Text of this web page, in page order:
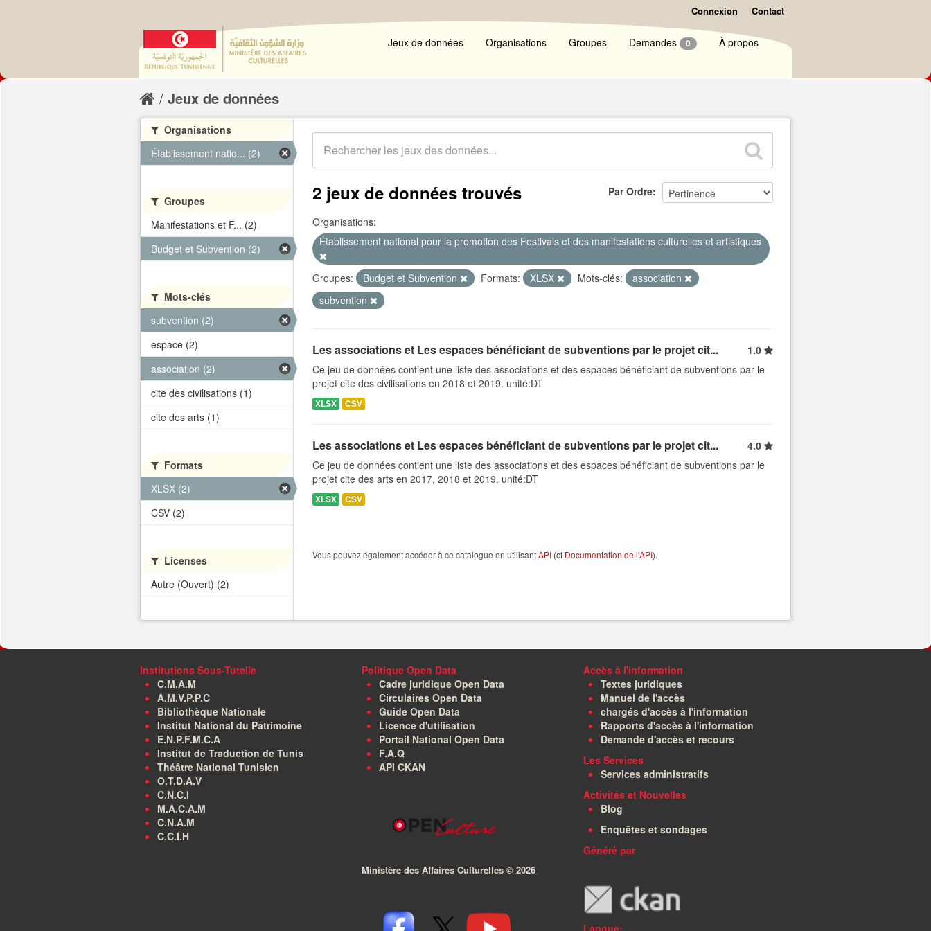
Connexion Contact
Jeux de données Organisations Groupes Demandes 0 À propos
Jeux de données
Par Ordre
2 jeux de données trouvés
Organisations:
Établissement national pour la promotion des Festivals et des manifestations culturelles et artistiques
Groupes: Budget et Subvention Formats: XLSX Mots-clés:
association
subvention
Les associations et Les espaces bénéficiant de subventions par le projet cit...
1.0
Ce jeu de données contient une liste des associations et des espaces bénéficiant de subventions par le
projet cite des civilisations en 2018 et 2019. unité:DT
XLSX CSV
Les associations et Les espaces bénéficiant de subventions par le projet cit...
4.0
Ce jeu de données contient une liste des associations et des espaces bénéficiant de subventions par le
projet cite des arts en 2017, 2018 et 2019. unité:DT
XLSX CSV
Vous pouvez également accéder à ce catalogue en utilisantAPI (cf Documentation de l'API).
Organisations
Établissement natio... (2)
Groupes
Manifestations et F... (2)
Budget et Subvention (2)
Mots-clés
subvention (2)
espace (2)
association (2)
cite des civilisations (1)
cite des arts (1)
Formats
XLSX (2)
CSV (2)
Licenses
Autre (Ouvert) (2)
Institutions Sous-Tutelle
C.M.A.M
A.M.V.P.P.C
Bibliothèque Nationale
Institut National du Patrimoine
E.N.P.F.M.C.A
Institut de Traduction de Tunis
Théâtre National Tunisien
O.T.D.A.V
C.N.C.I
M.A.C.A.M
C.N.A.M
C.C.I.H
Politique Open Data
Cadre juridique Open Data
Circulaires Open Data
Guide Open Data
Licence d'utilisation
Portail National Open Data
F.A.Q
API CKAN
Ministère des Affaires Culturelles © 2026
Accès à l'information
Textes juridiques
Manuel de l'accès
chargés d'accès à l'information
Rapports d'accès à l'information
Demande d'accès et recours
Les Services
Services administratifs
Activités et Nouvelles
Blog
Enquêtes et sondages
Généré par